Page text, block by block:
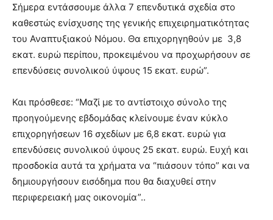
Σήμερα εντάσσουμε άλλα 7 επενδυτικά σχεδία στο
καθεστώς ενίσχυσης της γενικής επιχειρηματικότητας
του Αναπτυξιακού Νόμου. Θα επιχορηγηθούν με 3,8
εκατ. ευρώ περίπου, προκειμένου να προχωρήσουν σε
επενδύσεις συνολικού ύψους 15 εκατ. ευρώ”.
Και πρόσθεσε: “Μαζί με το αντίστοιχο σύνολο της
προηγούμενης εβδομάδας κλείνουμε έναν κύκλο
επιχορηγήσεων 16 σχεδίων με 6,8 εκατ. ευρώ για
επενδύσεις συνολικού ύψους 25 εκατ. ευρώ. Ευχή και
προσδοκία αυτά τα χρήματα να “πιάσουν τόπο” και να
δημιουργήσουν εισόδημα που θα διαχυθεί στην
περιφερειακή μας οικονομία”..